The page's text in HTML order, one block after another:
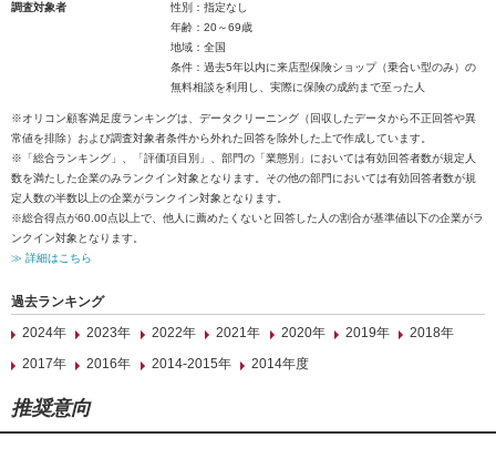
調査対象者
性別：指定なし
年齢：20～69歳
地域：全国
条件：過去5年以内に来店型保険ショップ（乗合い型のみ）の
無料相談を利用し、実際に保険の成約まで至った人
※オリコン顧客満足度ランキングは、データクリーニング（回収したデータから不正回答や異
常値を排除）および調査対象者条件から外れた回答を除外した上で作成しています。
※「総合ランキング」、「評価項目別」、部門の「業態別」においては有効回答者数が規定人
数を満たした企業のみランクイン対象となります。その他の部門においては有効回答者数が規
定人数の半数以上の企業がランクイン対象となります。
※総合得点が60.00点以上で、他人に薦めたくないと回答した人の割合が基準値以下の企業がラ
ンクイン対象となります。
≫ 詳細はこちら
過去ランキング
2024年
2023年 2022年 2021年 2020年 2019年
2018年
2017年
2016年 2014-2015年 2014年度
推奨意向